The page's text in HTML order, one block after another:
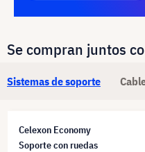
Se compran juntos
Sistemas de soporte
Celexon Economy
Soporte con ruedas